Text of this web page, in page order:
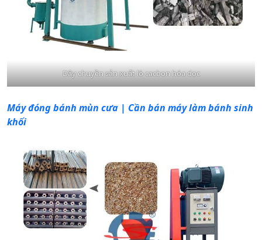
Dây chuyền sản xuất lò cacbon hóa dọc
Máy đóng bánh mùn cưa | Cần bán máy làm bánh sinh
khối